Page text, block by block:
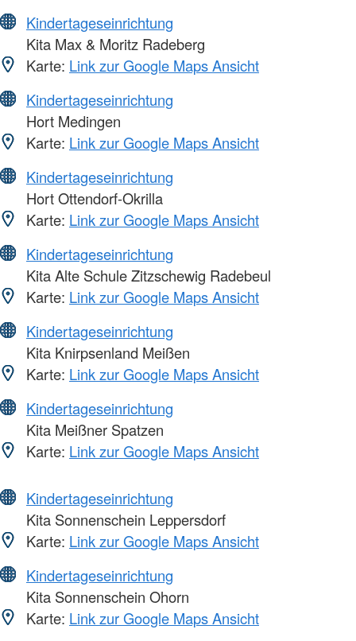
Kindertageseinrichtung
Kita Max & Moritz Radeberg
Karte: Link zur Google Maps Ansicht
Kindertageseinrichtung
Hort Medingen
Karte: Link zur Google Maps Ansicht
Kindertageseinrichtung
Hort Ottendorf-Okrilla
Karte: Link zur Google Maps Ansicht
Kindertageseinrichtung
Kita Alte Schule Zitzschewig Radebeul
Karte: Link zur Google Maps Ansicht
Kindertageseinrichtung
Kita Knirpsenland Meißen
Karte: Link zur Google Maps Ansicht
Kindertageseinrichtung
Kita Meißner Spatzen
Karte: Link zur Google Maps Ansicht
Kindertageseinrichtung
Kita Sonnenschein Leppersdorf
Karte: Link zur Google Maps Ansicht
Kindertageseinrichtung
Kita Sonnenschein Ohorn
Karte: Link zur Google Maps Ansicht